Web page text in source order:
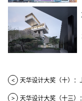
< 天华设计大奖（十）：
> 天华设计大奖（十三